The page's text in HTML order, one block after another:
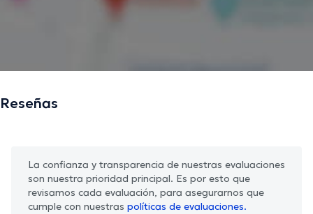
Reseñas
La confianza y transparencia de nuestras evaluaciones
son nuestra prioridad principal. Es por esto que
revisamos cada evaluación, para asegurarnos que
cumple con nuestras políticas de evaluaciones.